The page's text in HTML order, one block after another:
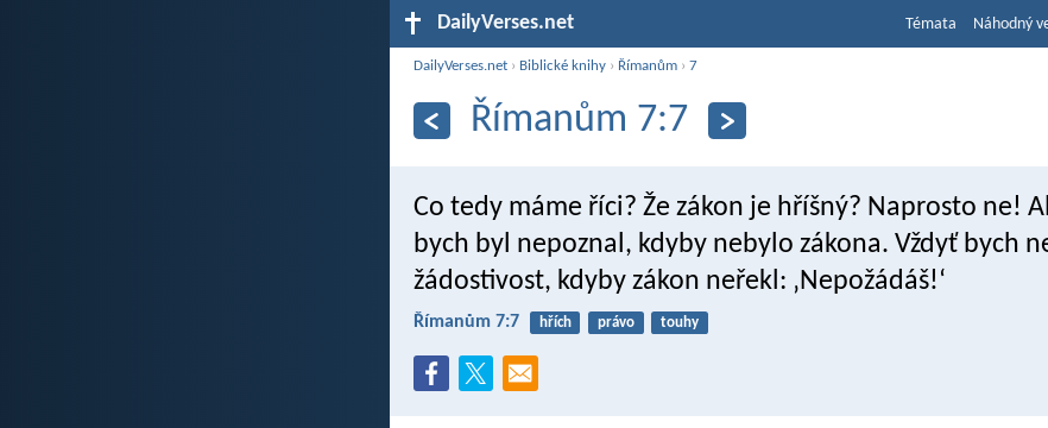
DailyVerses.net Témata Náhodný
DailyVerses.net › Biblické knihy › Římanům ›7
Římanům 7:7
Co tedy máme říci? Že zákon je hříšný? Naprosto ne!
bych byl nepoznal, kdyby nebylo zákona. Vždyť bych
žádostivost, kdyby zákon neřekl: ‚Nepožádáš!‘
Římanům 7:7 hřích právo touhy